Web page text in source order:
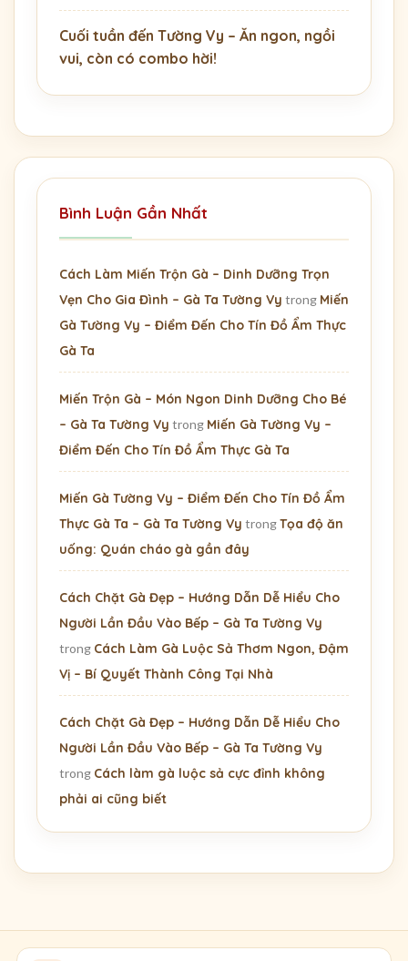
Cuối tuần đến Tường Vy – Ăn ngon, ngồi
vui, còn có combo hời!
Bình Luận Gần Nhất
Cách Làm Miến Trộn Gà – Dinh Dưỡng Trọn
Vẹn Cho Gia Đình – Gà Ta Tường Vy trong Miến
Gà Tường Vy – Điểm Đến Cho Tín Đồ Ẩm Thực
Gà Ta
Miến Trộn Gà – Món Ngon Dinh Dưỡng Cho Bé
– Gà Ta Tường Vy trong Miến Gà Tường Vy –
Điểm Đến Cho Tín Đồ Ẩm Thực Gà Ta
Miến Gà Tường Vy – Điểm Đến Cho Tín Đồ Ẩm
Thực Gà Ta – Gà Ta Tường Vy trongTọa độ ăn
uống: Quán cháo gà gần đây
Cách Chặt Gà Đẹp – Hướng Dẫn Dễ Hiểu Cho
Người Lần Đầu Vào Bếp – Gà Ta Tường Vy
trong Cách Làm Gà Luộc Sả Thơm Ngon, Đậm
Vị – Bí Quyết Thành Công Tại Nhà
Cách Chặt Gà Đẹp – Hướng Dẫn Dễ Hiểu Cho
Người Lần Đầu Vào Bếp – Gà Ta Tường Vy
trong Cách làm gà luộc sả cực đỉnh không
phải ai cũng biết